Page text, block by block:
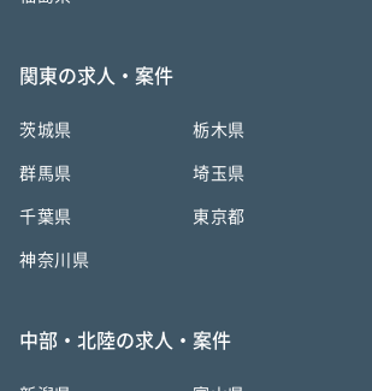
関東の求人・案件
茨城県 栃木県
群馬県 埼玉県
千葉県 東京都
神奈川県
中部・北陸の求人・案件